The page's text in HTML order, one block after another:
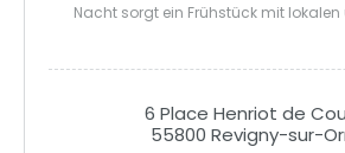
Nacht sorgt ein Frühstück mit
Produkten für einen guten Start in
Gästetisch ist
6 Place Henriot de
55800 Revigny-sur-